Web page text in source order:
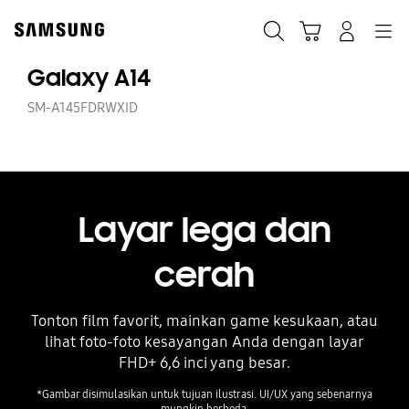
content
Galaxy A14
SM-A145FDRWXID
Layar lega dan
cerah
Tonton film favorit, mainkan game kesukaan, atau
lihat foto-foto kesayangan Anda dengan layar
FHD+ 6,6 inci yang besar.
*Gambar disimulasikan untuk tujuan ilustrasi. UI/UX yang sebenarnya